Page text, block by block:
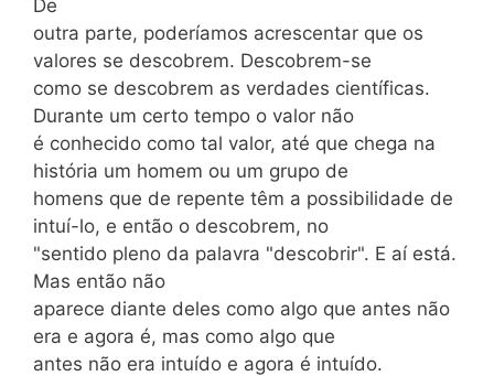
De
outra parte, poderíamos acrescentar que os
valores se descobrem. Descobrem-se
como se descobrem as verdades científicas.
Durante um certo tempo o valor não
é conhecido como tal valor, até que chega na
história um homem ou um grupo de
homens que de repente têm a possibilidade de
intuí-lo, e então o descobrem, no
"sentido pleno da palavra "descobrir". E aí está.
Mas então não
aparece diante deles como algo que antes não
era e agora é, mas como algo que
antes não era intuído e agora é intuído.